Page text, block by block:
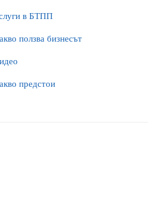
в БТПП
ползва бизнесът
предстои